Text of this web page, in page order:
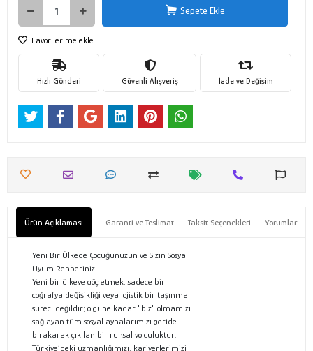
Sepete Ekle
Favorilerime ekle
Hızlı Gönderi Güvenli Alışveriş İade ve Değişim
Ürün Açıklaması Garanti ve Teslimat Taksit Seçenekleri Yorumlar
Yeni Bir Ülkede Çocuğunuzun ve Sizin Sosyal
Uyum Rehberiniz
Yeni bir ülkeye göç etmek, sadece bir
coğrafya değişikliği veya lojistik bir taşınma
süreci değildir; o güne kadar "biz" olmamızı
sağlayan tüm sosyal aynalarımızı geride
bırakarak çıkılan bir ruhsal yolculuktur.
Türkiye’deki uzmanlığımızı, kariyerlerimizi